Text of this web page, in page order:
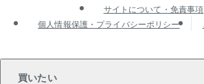
サイトについて・免責事項
個人情報保護・プライバシーポリシー
買いたい